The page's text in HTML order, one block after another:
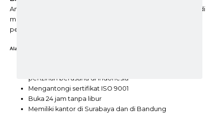
Anda segera mendapatkan sertifikat tersebut. Bisnis Anda jadi
makin berkembang pesat karena konsumen pasti hanya
percaya dengan produk Anda tersebut.
Alasan memiilih Kami sebagai perusahaan jasa adalah :
perizinan berusaha di Indonesia
Mengantongi sertifikat ISO 9001
Buka 24 jam tanpa libur
Memiliki kantor di Surabaya dan di Bandung